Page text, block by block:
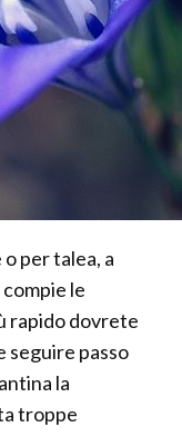
per talea, a
le
rapido dovrete
seguire passo
la
troppe